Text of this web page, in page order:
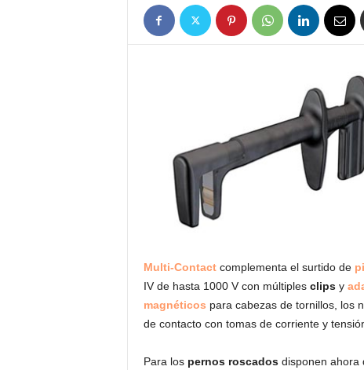
Multi-Contactcomplementa el surtido de
IV de hasta 1000 V con múltiples clipsy
magnéticos para cabezas de tornillos, los
de contacto con tomas de corriente y
Para los pernos roscadosdisponen ahora